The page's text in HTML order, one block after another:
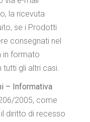
la ricevuta
se i Prodotti
consegnati nel
in formato
gli altri casi.
– Informativa
2005, come
diritto di recesso